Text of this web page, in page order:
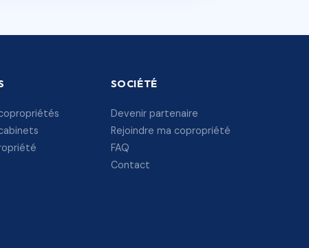
SOCIÉTÉ
Devenir partenaire
Rejoindre ma copropriété
FAQ
Contact